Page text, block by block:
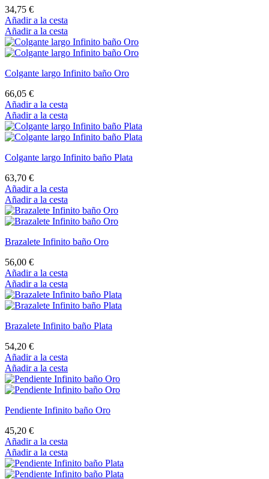
34,75 €
Añadir a la cesta
Añadir a la cesta
Colgante largo Infinito baño Oro
66,05 €
Añadir a la cesta
Añadir a la cesta
Colgante largo Infinito baño Plata
63,70 €
Añadir a la cesta
Añadir a la cesta
Brazalete Infinito baño Oro
56,00 €
Añadir a la cesta
Añadir a la cesta
Brazalete Infinito baño Plata
54,20 €
Añadir a la cesta
Añadir a la cesta
Pendiente Infinito baño Oro
45,20 €
Añadir a la cesta
Añadir a la cesta